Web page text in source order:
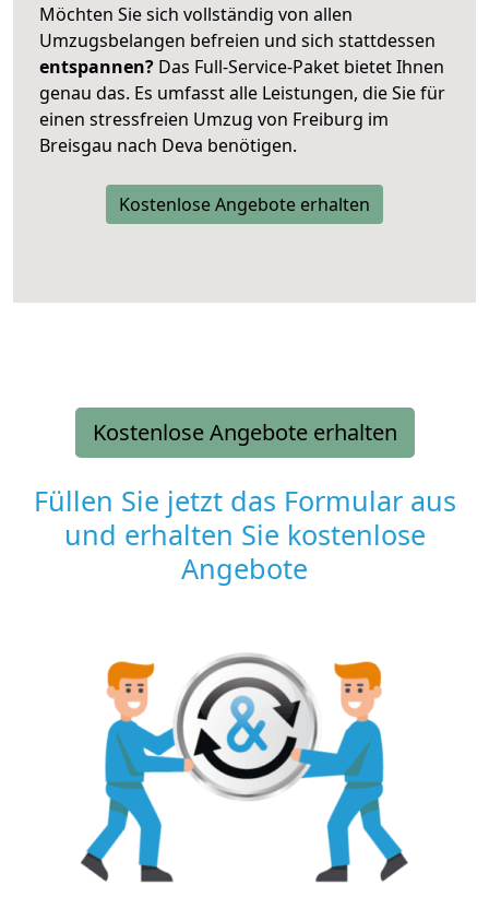
Möchten Sie sich vollständig von allen
Umzugsbelangen befreien und sich stattdessen
entspannen? Das Full-Service-Paket bietet Ihnen
genau das. Es umfasst alle Leistungen, die Sie für
einen stressfreien Umzug von Freiburg im
Breisgau nach Deva benötigen.
Kostenlose Angebote erhalten
Kostenlose Angebote erhalten
Füllen Sie jetzt das Formular aus
und erhalten Sie kostenlose
Angebote